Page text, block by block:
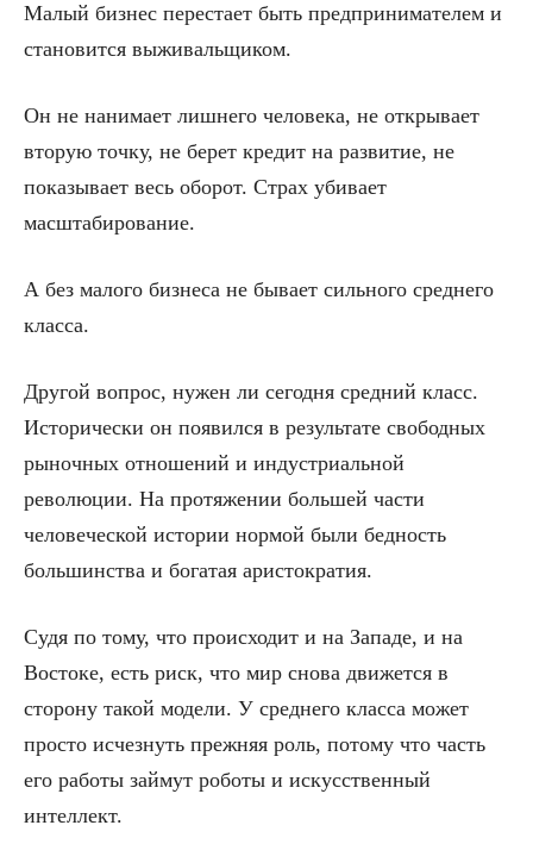
Малый бизнес перестает быть предпринимателем и
становится выживальщиком.
Он не нанимает лишнего человека, не открывает
вторую точку, не берет кредит на развитие, не
показывает весь оборот. Страх убивает
масштабирование.
А без малого бизнеса не бывает сильного среднего
класса.
Другой вопрос, нужен ли сегодня средний класс.
Исторически он появился в результате свободных
рыночных отношений и индустриальной
революции. На протяжении большей части
человеческой истории нормой были бедность
большинства и богатая аристократия.
Судя по тому, что происходит и на Западе, и на
Востоке, есть риск, что мир снова движется в
сторону такой модели. У среднего класса может
просто исчезнуть прежняя роль, потому что часть
его работы займут роботы и искусственный
интеллект.